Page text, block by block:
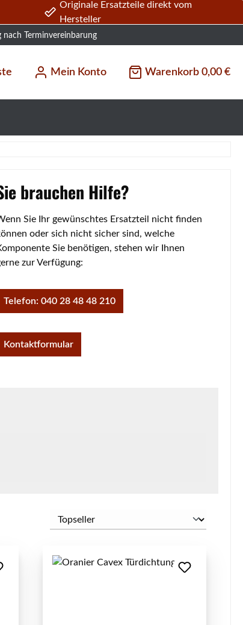
Originale Ersatzteile direkt vom
Hersteller
nach Terminvereinbarung
Mein Konto Warenkorb 0,00 €
brauchen Hilfe?
Sie Ihr gewünschtes Ersatzteil nicht finden
oder sich nicht sicher sind, welche
Sie benötigen, stehen wir Ihnen
zur Verfügung:
Telefon: 040 28 48 48 210
Kontaktformular